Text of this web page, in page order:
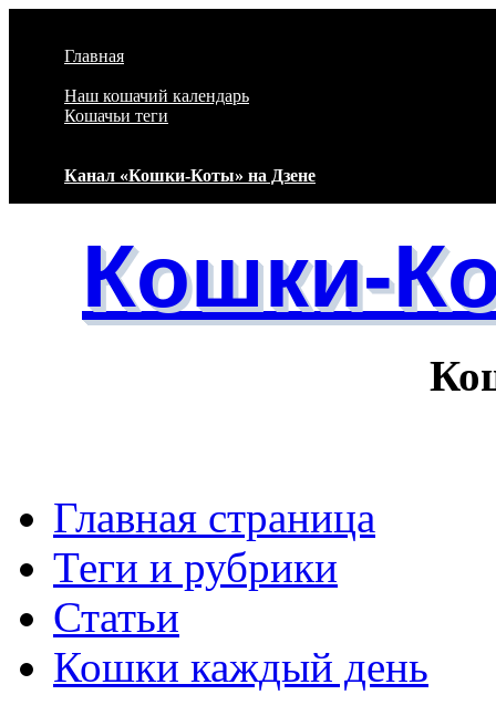
Главная
Наш кошачий календарь
Кошачьи теги
Канал «Кошки-Коты» на Дзене
Кошки-
Кошачий
Основные
Главная страница
Теги и рубрики
Статьи
Кошки каждый день